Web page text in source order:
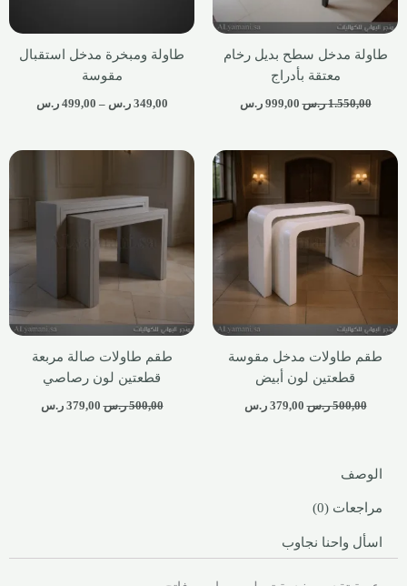
طاولة مدخل سطح بديل رخام
معتقة بأدراج
1.550,00 ر.س 999,00 ر.س
طاولة ومبخرة مدخل استقبال
مقوسة
349,00 ر.س –
499,00 ر.س
طقم طاولات مدخل مقوسة
قطعتين لون أبيض
500,00 ر.س 379,00 ر.س
طقم طاولات صالة مربعة
قطعتين لون رصاصي
500,00 ر.س 379,00 ر.س
الوصف
مراجعات (0)
اسأل واحنا نجاوب